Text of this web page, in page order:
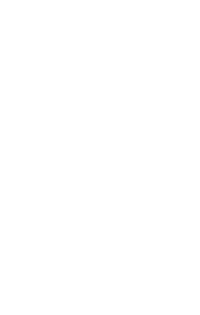
«Si estábamos
quedado sin
rendimiento
contratación de
económicos a los
los compras. Si
es porque
no los trajimos
y no. Dioni es un
estaba Roberto,